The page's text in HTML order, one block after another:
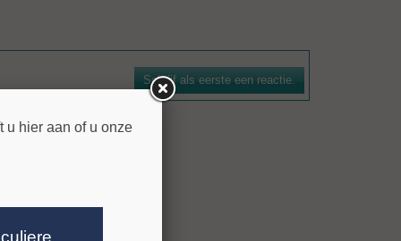
De boorkroon is voorzien van een
spoelwerking. De bezettingshoogte bedraagt 7
voor gangbare machines zijn leverbaar.Schrijf als eerste een reactie.
u hier aan of u onze